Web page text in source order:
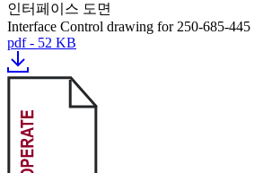
인터페이스 도면
Interface Control drawing for 250-685-445
pdf - 52 KB